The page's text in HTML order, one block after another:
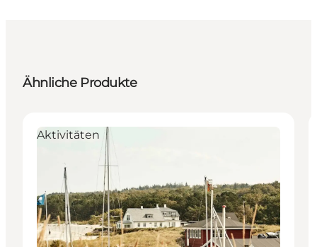
Ähnliche Produkte
Aktivitäten